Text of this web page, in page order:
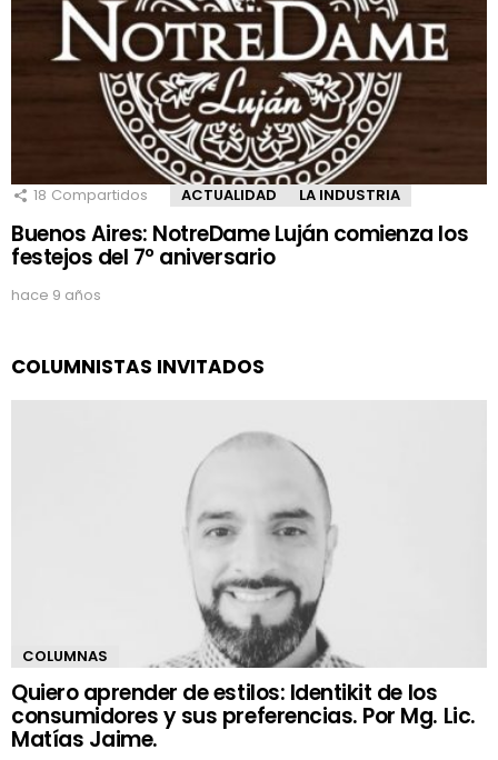
18 Compartidos ACTUALIDAD LA INDUSTRIA
Buenos Aires: NotreDame Luján comienza los
festejos del 7º aniversario
hace 9 años
COLUMNISTAS INVITADOS
COLUMNAS
Quiero aprender de estilos: Identikit de los
consumidores y sus preferencias. Por Mg. Lic.
Matías Jaime.